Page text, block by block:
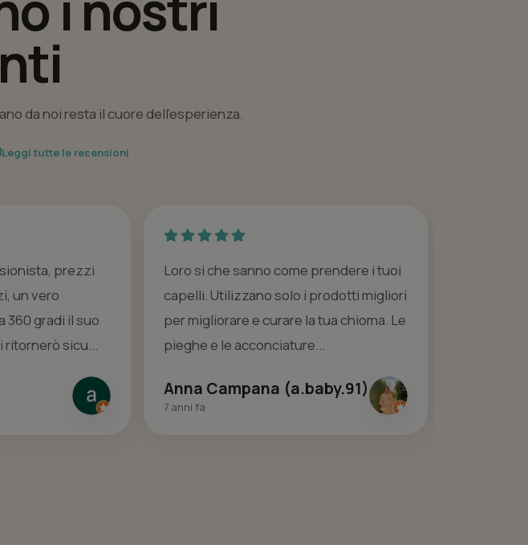
da noi resta il cuore dell’esperienza.
Leggi tutte le recensioni
prezzi
un vero
360 gradi il suo
ritornerò sicu...
Loro si che sanno come prendere i tuoi
capelli. Utilizzano solo i prodotti migliori
per migliorare e curare la tua chioma. Le
pieghe e le acconciature...
Anna Campana (a.baby.91)
7 anni fa